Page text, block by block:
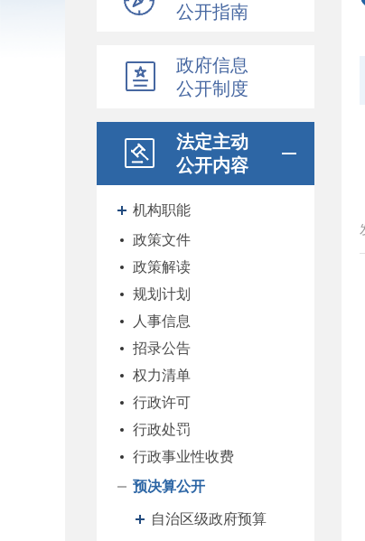
公开指南
政府信息
公开制度
法定主动
公开内容
机构职能
政策文件
政策解读
规划计划
人事信息
招录公告
权力清单
行政许可
行政处罚
行政事业性收费
预决算公开
自治区级政府预算